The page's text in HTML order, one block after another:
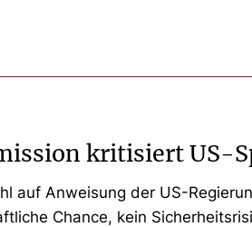
kritisiert US-
auf Anweisung der US-
Chance, kein